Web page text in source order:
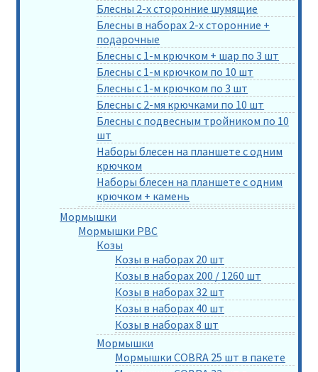
Блесны 2-х сторонние шумящие
Блесны в наборах 2-х сторонние +
подарочные
Блесны с 1-м крючком + шар по 3 шт
Блесны с 1-м крючком по 10 шт
Блесны с 1-м крючком по 3 шт
Блесны с 2-мя крючками по 10 шт
Блесны с подвесным тройником по 10
шт
Наборы блесен на планшете с одним
крючком
Наборы блесен на планшете с одним
крючком + камень
Мормышки
Мормышки РВС
Козы
Козы в наборах 20 шт
Козы в наборах 200 / 1260 шт
Козы в наборах 32 шт
Козы в наборах 40 шт
Козы в наборах 8 шт
Мормышки
Мормышки COBRA 25 шт в пакете